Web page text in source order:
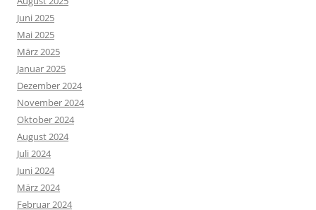
Juni 2025
Mai 2025
März 2025
Januar 2025
Dezember 2024
November 2024
Oktober 2024
August 2024
Juli 2024
Juni 2024
März 2024
Februar 2024